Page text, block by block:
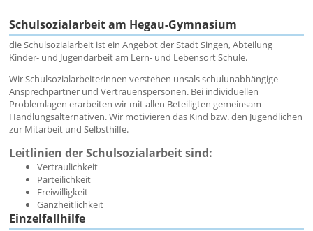
Schulsozialarbeit am Hegau-Gymnasium
die Schulsozialarbeit ist ein Angebot der Stadt Singen, Abteilung
Kinder- und Jugendarbeit am Lern- und Lebensort Schule.
Wir Schulsozialarbeiterinnen verstehen unsals schulunabhängige
Ansprechpartner und Vertrauenspersonen. Bei individuellen
Problemlagen erarbeiten wir mit allen Beteiligten gemeinsam
Handlungsalternativen. Wir motivieren das Kind bzw. den Jugendlichen
zur Mitarbeit und Selbsthilfe.
Leitlinien der Schulsozialarbeit sind:
Vertraulichkeit
Parteilichkeit
Freiwilligkeit
Ganzheitlichkeit
Einzelfallhilfe